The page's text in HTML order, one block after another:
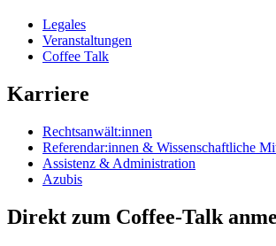
Legales
Veranstaltungen
Coffee Talk
Karriere
Rechtsanwält:innen
Referendar:innen & Wissenschaftliche
Assistenz & Administration
Azubis
Direkt zum Coffee-Talk